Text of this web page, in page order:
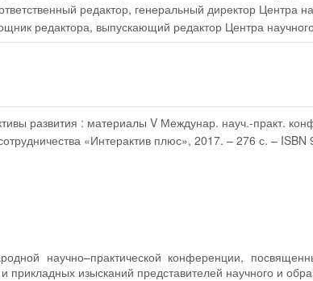
редактор, генеральный директор Центра
редактора, выпускающий редактор Центра
развития : материалы V Междунар. науч.-практ.
«Интерактив плюс», 2017. – 276 с. –
научно–практической конференции,
прикладных изысканий представителей научного и